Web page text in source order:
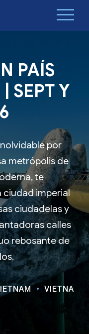
PAÍS
SEPT Y
por
metrópolis de
te
ciudad imperial
ciudadelas y
calles
rebosante de
VIETNAM: